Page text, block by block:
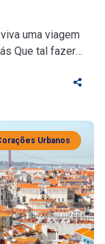
uma viagem
Que tal fazer
Se você está
artistas, […]
Urbanos